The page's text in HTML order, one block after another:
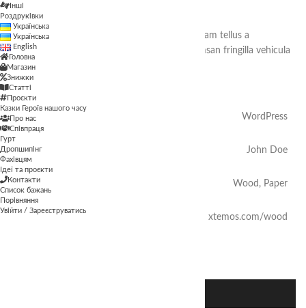
Hac vitae sem class fames vehicula nascetur nam tellus a
condimentum inceptos mus rhoncus et accumsan fringilla vehicula
nascetur amet fermentum rutrum.
Client WordPress
Designer John Doe
Materials Wood, Paper
Website xtemos.com/wood
Інші
Роздруківки
Українська
Українська
English
Головна
Магазин
Знижки
Статті
Проєкти
Казки Героїв нашого часу
Про нас
Співпраця
Гурт
Дропшипінг
Фахівцям
Ідеї та проєкти
Контакти
Список бажань
Порівняння
Увійти / Зареєструватись